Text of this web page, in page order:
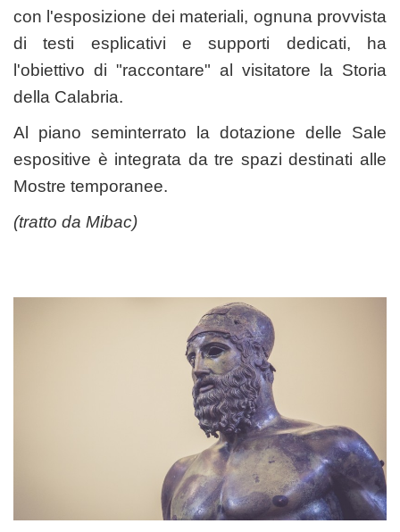
con l'esposizione dei materiali, ognuna provvista
di testi esplicativi e supporti dedicati, ha
l'obiettivo di "raccontare" al visitatore la Storia
della Calabria.
Al piano seminterrato la dotazione delle Sale
espositive è integrata da tre spazi destinati alle
Mostre temporanee.
(tratto da Mibac)